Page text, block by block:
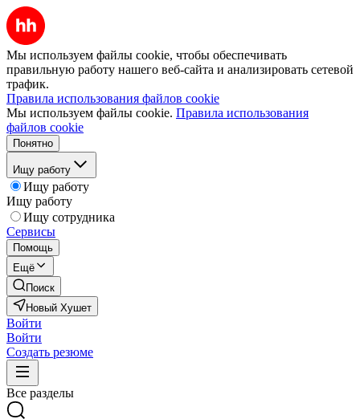
Мы используем файлы cookie, чтобы обеспечивать
правильную работу нашего веб-сайта и анализировать сетевой
трафик.
Правила использования файлов cookie
Мы используем файлы cookie. Правила использования
файлов cookie
Понятно
Ищу работу
Ищу работу
Ищу работу
Ищу сотрудника
Сервисы
Помощь
Ещё
Поиск
Новый Хушет
Войти
Войти
Создать резюме
Все разделы